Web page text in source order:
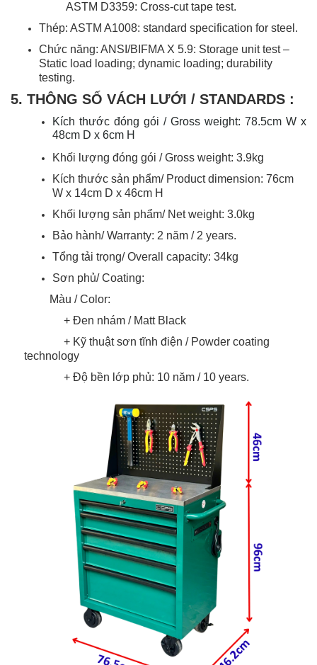
ASTM D3359: Cross-cut tape test.
Thép: ASTM A1008: standard specification for steel.
Chức năng: ANSI/BIFMA X 5.9: Storage unit test –
Static load loading; dynamic loading; durability
testing.
5. THÔNG SỐ VÁCH LƯỚI / STANDARDS :
Kích thước đóng gói / Gross weight: 78.5cm W x
48cm D x 6cm H
Khối lượng đóng gói / Gross weight: 3.9kg
Kích thước sản phẩm/ Product dimension: 76cm
W x 14cm D x 46cm H
Khối lượng sản phẩm/ Net weight: 3.0kg
Bảo hành/ Warranty: 2 năm / 2 years.
Tổng tải trọng/ Overall capacity: 34kg
Sơn phủ/ Coating:
Màu / Color:
+ Đen nhám / Matt Black
+ Kỹ thuật sơn tĩnh điện / Powder coating
technology
+ Độ bền lớp phủ: 10 năm / 10 years.